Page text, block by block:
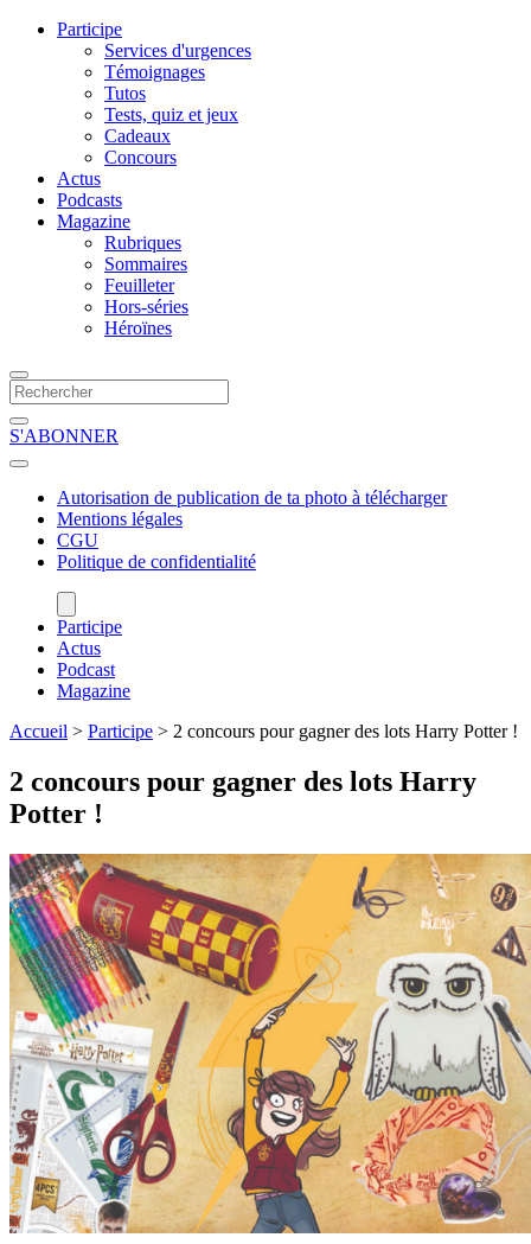
Participe
Services d'urgences
Témoignages
Tutos
Tests, quiz et jeux
Cadeaux
Concours
Actus
Podcasts
Magazine
Rubriques
Sommaires
Feuilleter
Hors-séries
Héroïnes
S'ABONNER
Autorisation de publication de ta photo à télécharger
Mentions légales
CGU
Politique de confidentialité
Participe
Actus
Podcast
Magazine
Accueil > Participe > 2 concours pour gagner des lots Harry Potter !
2 concours pour gagner des lots Harry
Potter !